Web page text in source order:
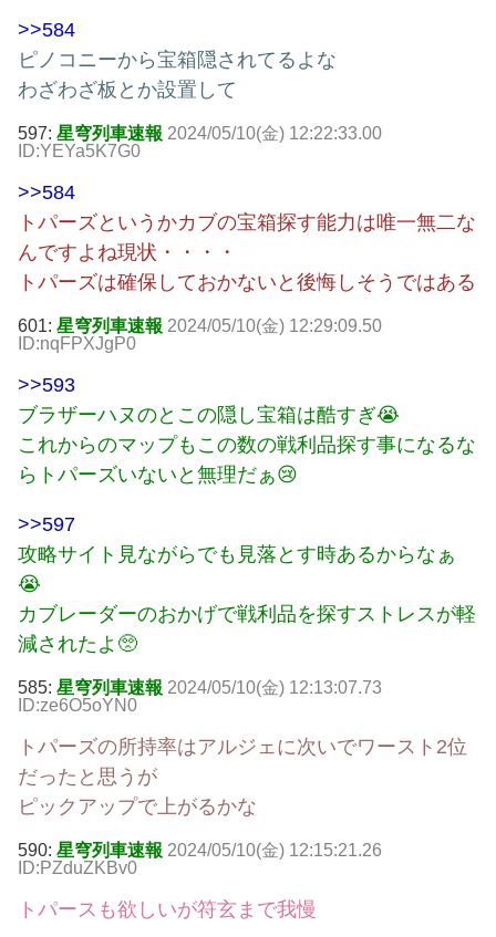
>>584
ピノコニーから宝箱隠されてるよな
わざわざ板とか設置して
597: 星穹列車速報 2024/05/10(金) 12:22:33.00
ID:YEYa5K7G0
>>584
トパーズというかカブの宝箱探す能力は唯一無二な
んですよね現状・・・・
トパーズは確保しておかないと後悔しそうではある
601: 星穹列車速報 2024/05/10(金) 12:29:09.50
ID:nqFPXJgP0
>>593
ブラザーハヌのとこの隠し宝箱は酷すぎ😭
これからのマップもこの数の戦利品探す事になるな
らトパーズいないと無理だぁ😢
>>597
攻略サイト見ながらでも見落とす時あるからなぁ
😭
カブレーダーのおかげで戦利品を探すストレスが軽
減されたよ🥺
585: 星穹列車速報 2024/05/10(金) 12:13:07.73
ID:ze6O5oYN0
トパーズの所持率はアルジェに次いでワースト2位
だったと思うが
ピックアップで上がるかな
590: 星穹列車速報 2024/05/10(金) 12:15:21.26
ID:PZduZKBv0
トパースも欲しいが符玄まで我慢